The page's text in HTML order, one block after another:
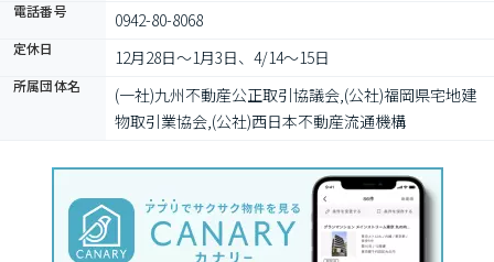
電話番号 0942-80-8068
定休日 12月28日〜1月3日、4/14〜15日
所属団体名
(一社)九州不動産公正取引協議会,(公社)福岡県宅地建
物取引業協会,(公社)西日本不動産流通機構